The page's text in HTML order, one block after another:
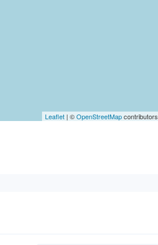
Leaflet | ©OpenStreetMapcontributors